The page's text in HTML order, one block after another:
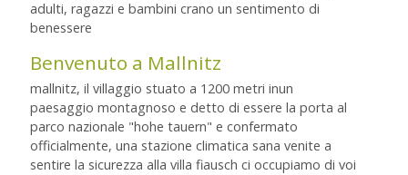
adulti, ragazzi e bambini crano un sentimento di
benessere
Benvenuto a Mallnitz
mallnitz, il villaggio stuato a 1200 metri inun
paesaggio montagnoso e detto di essere la porta al
parco nazionale "hohe tauern" e confermato
officialmente, una stazione climatica sana venite a
sentire la sicurezza alla villa fiausch ci occupiamo di voi